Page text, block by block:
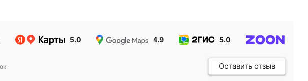
5.0 4.9 5.0
Оставить отзыв